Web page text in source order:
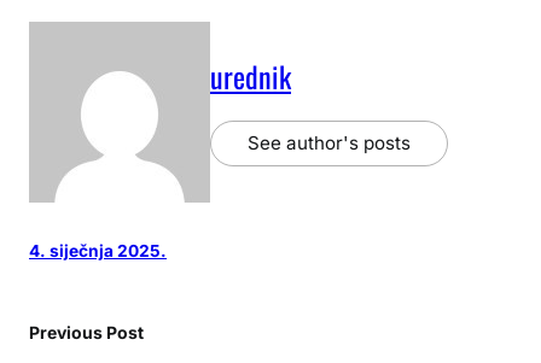
urednik
See author's posts
4. siječnja 2025.
Previous Post